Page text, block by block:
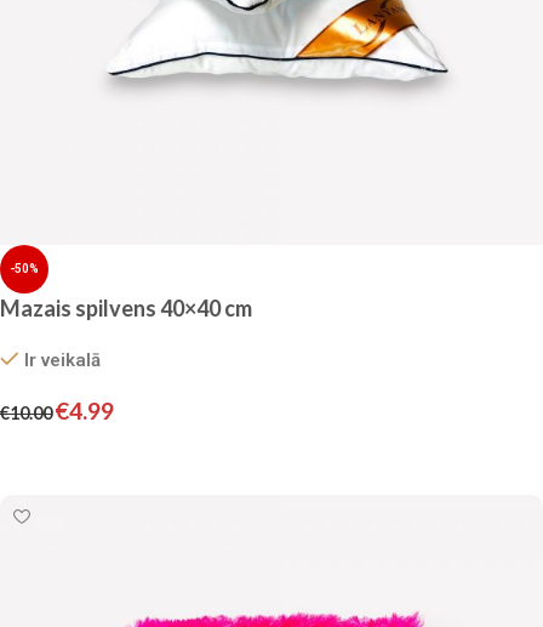
-50%
Mazais spilvens 40×40 cm
Ir veikalā
€10.00€4.99